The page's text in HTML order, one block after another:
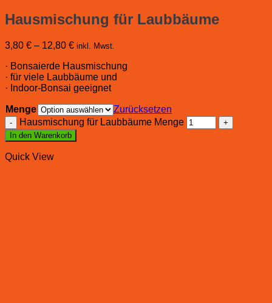
Hausmischung für Laubbäume
3,80 € – 12,80 € inkl. Mwst.
· Bonsaierde Hausmischung
· für viele Laubbäume und
· Indoor-Bonsai geeignet
Menge
Zurücksetzen
Hausmischung für Laubbäume Menge
In den Warenkorb
Quick View